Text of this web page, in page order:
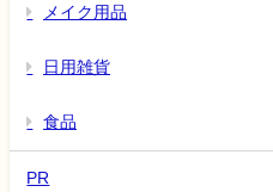
メイク用品
日用雑貨
食品
PR